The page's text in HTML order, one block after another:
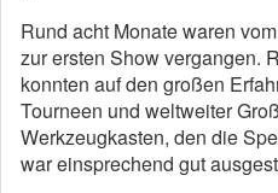
Rund acht Monate waren
zur ersten Show vergangen.
konnten auf den großen
Tourneen und weltweiter
Werkzeugkasten, den die
war einsprechend gut